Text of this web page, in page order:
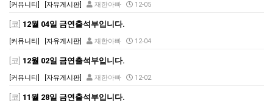
[커뮤니티] [자유게시판] 재한아빠 12-05
[코] 12월 04일 금연출석부입니다.
[커뮤니티] [자유게시판] 재한아빠 12-04
[코] 12월 02일 금연출석부입니다.
[커뮤니티] [자유게시판] 재한아빠 12-02
[코] 11월 28일 금연출석부입니다.